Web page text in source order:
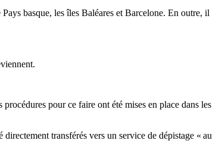
basque, les îles Baléares et Barcelone. En outre, il
pour ce faire ont été mises en place dans les
transférés vers un service de dépistage « au